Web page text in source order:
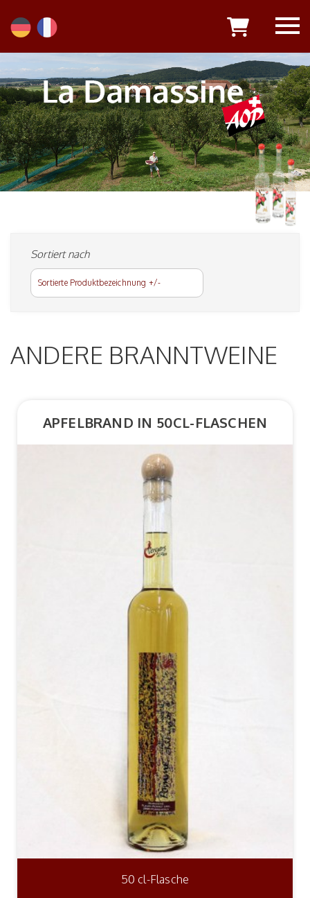
Sortiert nach
Sortierte Produktbezeichnung +/-
ANDERE BRANNTWEINE
APFELBRAND IN 50CL-FLASCHEN
50 cl-Flasche